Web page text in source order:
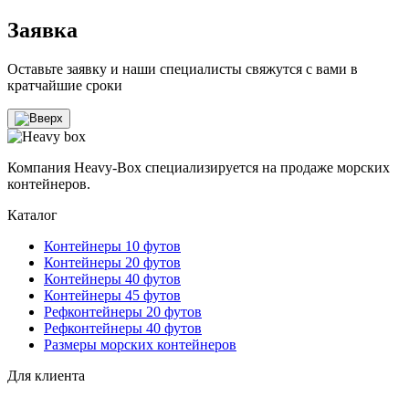
Заявка
Оставьте заявку и наши специалисты свяжутся с вами в
кратчайшие сроки
Компания Heavy-Box специализируется на продаже морских
контейнеров.
Каталог
Контейнеры 10 футов
Контейнеры 20 футов
Контейнеры 40 футов
Контейнеры 45 футов
Рефконтейнеры 20 футов
Рефконтейнеры 40 футов
Размеры морских контейнеров
Для клиента